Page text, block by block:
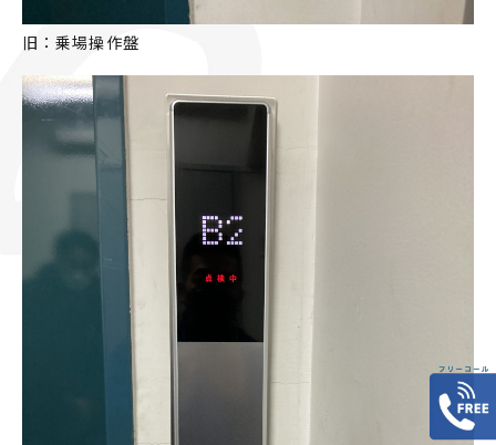
旧：乗場操作盤